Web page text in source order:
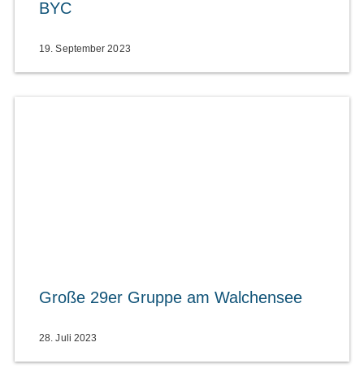
BYC
19. September 2023
Große 29er Gruppe am Walchensee
28. Juli 2023